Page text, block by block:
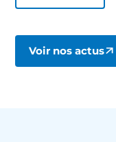
Voir nos actus